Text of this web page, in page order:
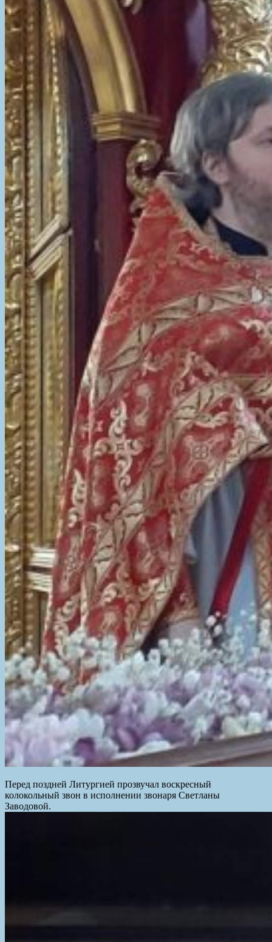
Перед поздней Литургией прозвучал воскресный
колокольный звон в исполнении звонаря Светланы
Заводовой.